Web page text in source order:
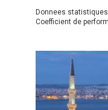
Donnees
Coefficient de